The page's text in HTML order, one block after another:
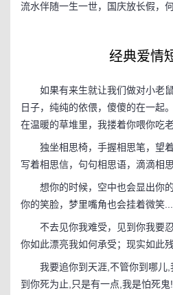
流水伴随一生一世，国庆放长假，
经典爱情
如果有来生就让我们做对小老鼠
日子，纯纯的依偎，傻傻的在一起
在温暖的草堆里，我搂着你喂你吃
独坐相思椅，手握相思笔，望着
写着相思信，句句相思语，滴滴相
想你的时候，空中也会显出你的
你的笑脸，梦里嘴角也会挂着微笑...
不去见你我难受，见到你我要忍
你如此漂亮我如何承受；现实如此
我要追你到天涯,不管你到哪儿,
到你死为止,只是有一点,我是怕死鬼!